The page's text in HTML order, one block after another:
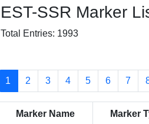
EST-SSR Marker
Total Entries: 1993
1 2 3 4 5 6 7
Marker Name Marker